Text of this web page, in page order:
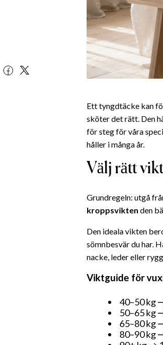
Ett tyngdtäcke kan
sköter det rätt. Den
för steg för våra
håller i många år.
Välj rätt
Grundregeln: utgå
kroppsvikten den
Den ideala vikten
sömnbesvär du har.
nacke, leder eller
Viktguide för
40–50 kg
50–65 kg
65–80 kg
80–90 kg